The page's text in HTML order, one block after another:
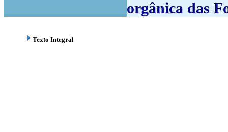
orgânica das
Texto Integral